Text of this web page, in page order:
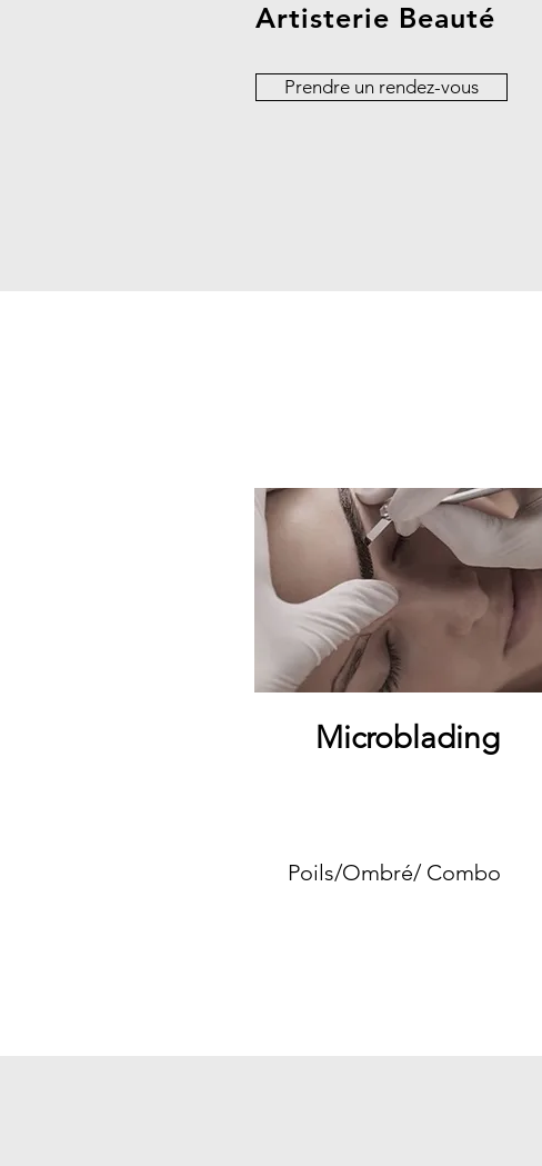
Artisterie Beauté
Prendre un rendez-vous
Microblading
Poils/Ombré/ Combo